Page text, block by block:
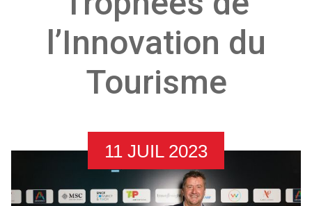
l’Innovation du
Tourisme
11 JUIL 2023